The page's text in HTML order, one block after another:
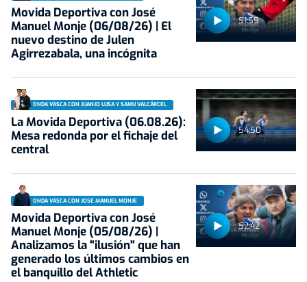
51:59
Movida Deportiva con José
Manuel Monje (06/08/26) | El
nuevo destino de Julen
Agirrezabala, una incógnita
54:50
ONDA VASCA CON JUANJO LUSA Y SAMU VALCÁRCEL
La Movida Deportiva (06.08.26):
Mesa redonda por el fichaje del
central
52:42
ONDA VASCA CON JOSÉ MANUEL MONJE
Movida Deportiva con José
Manuel Monje (05/08/26) |
Analizamos la "ilusión" que han
generado los últimos cambios en
el banquillo del Athletic